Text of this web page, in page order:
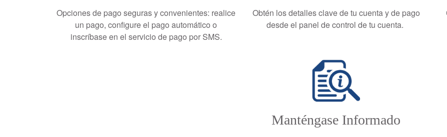
Opciones de pago seguras y convenientes: realice
un pago, configure el pago automático o
inscríbase en el servicio de pago por SMS.
Obtén los detalles clave de tu cuenta y de pago
desde el panel de control de tu cuenta.
Manténgase Informado